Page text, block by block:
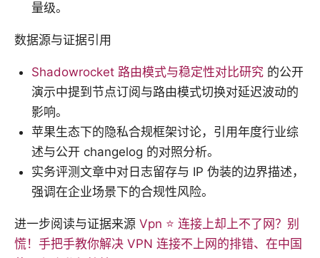
量级。
数据源与证据引用
Shadowrocket 路由模式与稳定性对比研究 的公开
演示中提到节点订阅与路由模式切换对延迟波动的
影响。
苹果生态下的隐私合规框架讨论，引用年度行业综
述与公开 changelog 的对照分析。
实务评测文章中对日志留存与 IP 伪装的边界描述，
强调在企业场景下的合规性风险。
进一步阅读与证据来源 Vpn ⭐ 连接上却上不了网？别
慌！手把手教你解决 VPN 连接不上网的排错、在中国